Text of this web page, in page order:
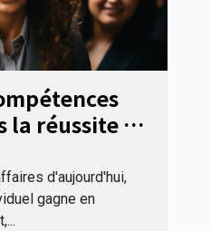
la réussite en
d'aujourd'hui,
gagne en